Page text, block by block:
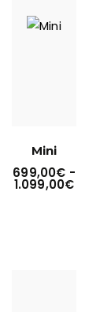
Mini
699,00€ -
1.099,00€